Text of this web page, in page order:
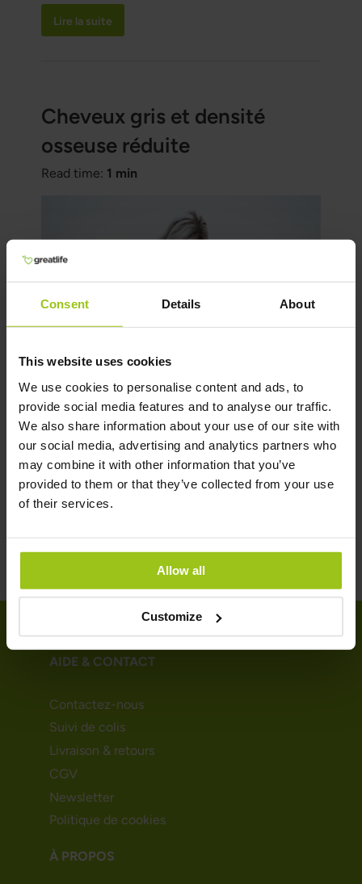
Consent Details About
This website uses cookies
We use cookies to personalise content and ads, to
provide social media features and to analyse our traffic.
We also share information about your use of our site with
our social media, advertising and analytics partners who
may combine it with other information that you’ve
provided to them or that they’ve collected from your use
of their services.
Allow all
Customize
l'ostéoporose, principalement au niveau du
poignet, du bras, de la hanche ou des vertèbres.
Lire la suite
Cheveux gris et densité
osseuse réduite
Read time: 1 min
vitiligo (une maladie auto-immune entraînant
une perte de pigmentation de la peau et des
cheveux) et au processus de vieillissement.
Lire la suite
AIDE & CONTACT
Contactez-nous
Suivi de colis
Livraison & retours
CGV
Newsletter
Politique de cookies
À PROPOS